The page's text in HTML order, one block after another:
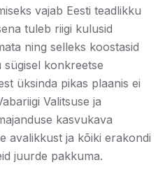
vajab Eesti teadlikku
tuleb riigi kulusid
ning selleks koostasid
konkreetse
üksinda pikas plaanis ei
Valitsuse ja
kasvukava
avalikkust ja kõiki erakondi
juurde pakkuma.